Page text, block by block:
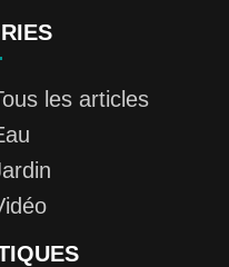
les articles